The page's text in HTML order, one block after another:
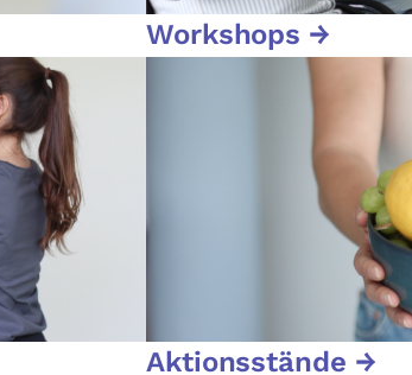
Workshops →
Aktionsstände →